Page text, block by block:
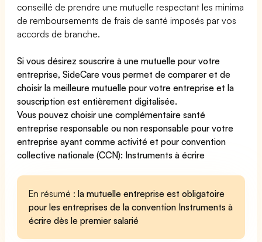
conseillé de prendre une mutuelle respectant les minima
de remboursements de frais de santé imposés par vos
accords de branche.
Si vous désirez souscrire à une mutuelle pour votre
entreprise, SideCare vous permet decomparer et de
choisir la meilleure mutuelle pour votre entreprise et la
souscription est entièrement digitalisée.
Vous pouvez choisir une complémentaire santé
entrepriseresponsable ou non responsable pour votre
entreprise ayant comme activité et pour convention
collective nationale (CCN): Instruments à écrire
En résumé :la mutuelle entreprise est obligatoire
pour les entreprises de la convention Instruments à
écrire dès le premier salarié